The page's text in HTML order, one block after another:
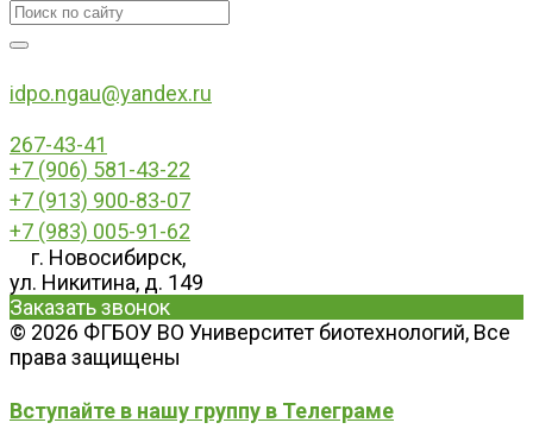
idpo.ngau@yandex.ru
267-43-41
+7 (906) 581-43-22
+7 (913) 900-83-07
+7 (983) 005-91-62
г. Новосибирск,
ул. Никитина, д. 149
Заказать звонок
© 2026 ФГБОУ ВО Университет биотехнологий, Все
права защищены
Вступайте в нашу группу в Телеграме